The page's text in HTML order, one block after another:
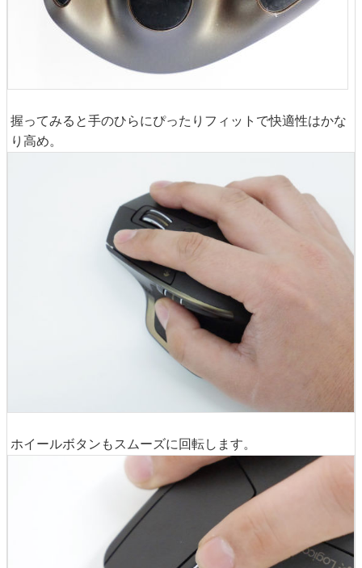
握ってみると手のひらにぴったりフィットで快適性はかな
り高め。
ホイールボタンもスムーズに回転します。